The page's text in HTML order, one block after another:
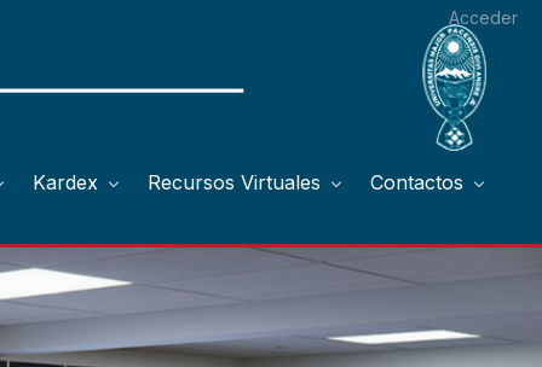
Acceder
Kardex Recursos Virtuales Contactos